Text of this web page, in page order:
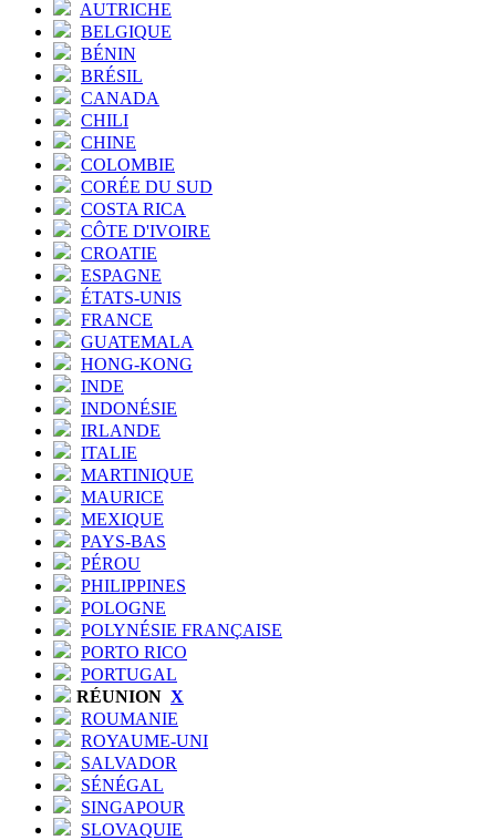
AUTRICHE
BELGIQUE
BÉNIN
BRÉSIL
CANADA
CHILI
CHINE
COLOMBIE
CORÉE DU SUD
COSTA RICA
CÔTE D'IVOIRE
CROATIE
ESPAGNE
ÉTATS-UNIS
FRANCE
GUATEMALA
HONG-KONG
INDE
INDONÉSIE
IRLANDE
ITALIE
MARTINIQUE
MAURICE
MEXIQUE
PAYS-BAS
PÉROU
PHILIPPINES
POLOGNE
POLYNÉSIE FRANÇAISE
PORTO RICO
PORTUGAL
RÉUNION X
ROUMANIE
ROYAUME-UNI
SALVADOR
SÉNÉGAL
SINGAPOUR
SLOVAQUIE